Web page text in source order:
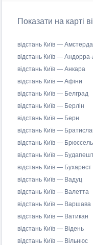
Показати на карті
відстань Київ —
відстань Київ — Андорра-
відстань Київ — Анкара
відстань Київ — Афіни
відстань Київ — Белград
відстань Київ — Берлін
відстань Київ — Берн
відстань Київ —
відстань Київ — Брюссель
відстань Київ —
відстань Київ — Бухарест
відстань Київ — Вадуц
відстань Київ — Валетта
відстань Київ — Варшава
відстань Київ — Ватикан
відстань Київ — Відень
відстань Київ — Вільнюс